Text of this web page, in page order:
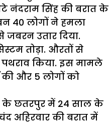
नंदराम सिंह की बरात के
40 लोगों ने हमला
जबरन उतार दिया.
तोड़ा. औरतों से
किया. इस मामले
और 5 लोगों को
के छतरपुर में 24 साल के
अहिरवार की बरात में